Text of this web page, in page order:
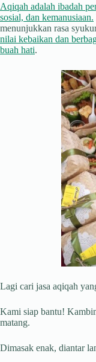
Aqiqah adalah ibadah
sosial, dan kemanusiaan.
menunjukkan rasa
nilai kebaikan dan
buah hati.
Lagi cari jasa aqiqah
Kami siap bantu!
matang.
Dimasak enak, diantar